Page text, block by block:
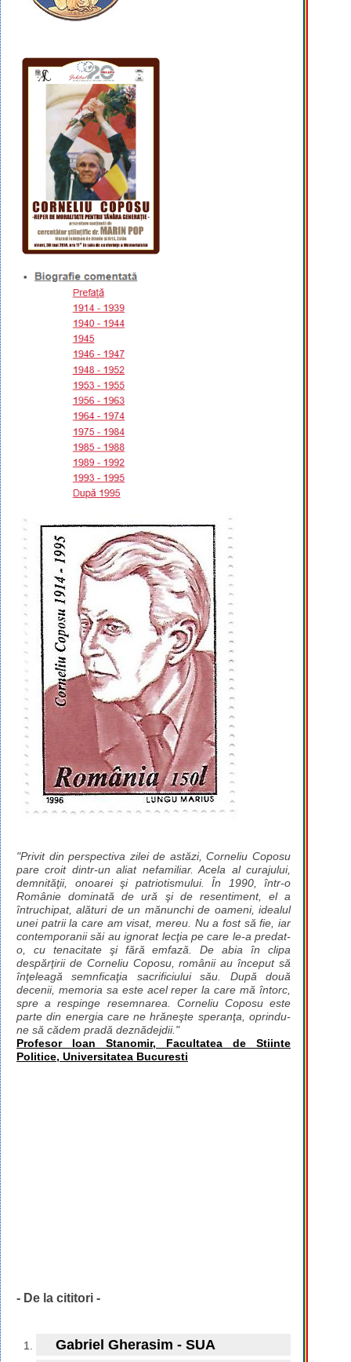
"Privit din perspectiva zilei de astăzi, Corneliu Coposu
pare croit dintr-un aliat nefamiliar. Acela al curajului,
demnităţii, onoarei şi patriotismului. În 1990, într-o
Românie dominată de ură şi de resentiment, el a
întruchipat, alături de un mănunchi de oameni, idealul
unei patrii la care am visat, mereu. Nu a fost să fie, iar
contemporanii săi au ignorat lecţia pe care le-a predat-
o, cu tenacitate şi fără emfază. De abia în clipa
despărţirii de Corneliu Coposu, românii au început să
înţeleagă semnficaţia sacrificiului său. După două
decenii, memoria sa este acel reper la care mă întorc,
spre a respinge resemnarea. Corneliu Coposu este
parte din energia care ne hrăneşte speranţa, oprindu-
ne să cădem pradă deznădejdii."
Profesor Ioan Stanomir, Facultatea de Stiinte
Politice, Universitatea Bucuresti
- De la cititori -
Gabriel Gherasim - SUA